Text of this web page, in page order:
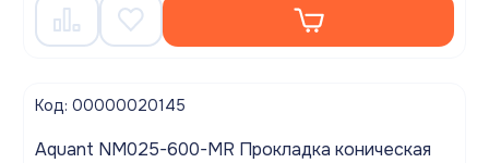
Код: 00000020145
Aquant NM025-600-MR Прокладка коническая